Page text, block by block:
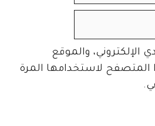
الإلكتروني، والموقع
المتصفح لاستخدامها المرة